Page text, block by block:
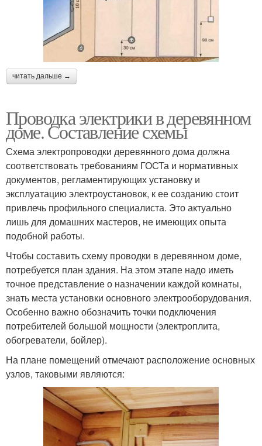
читать дальше →
Проводка электрики в деревянном
доме. Составление схемы
Схема электропроводки деревянного дома должна
соответствовать требованиям ГОСТа и нормативных
документов, регламентирующих установку и
эксплуатацию электроустановок, к ее созданию стоит
привлечь профильного специалиста. Это актуально
лишь для домашних мастеров, не имеющих опыта
подобной работы.
Чтобы составить схему проводки в деревянном доме,
потребуется план здания. На этом этапе надо иметь
точное представление о назначении каждой комнаты,
знать места установки основного электрооборудования.
Особенно важно обозначить точки подключения
потребителей большой мощности (электроплита,
обогреватели, бойлер).
На плане помещений отмечают расположение основных
узлов, таковыми являются: